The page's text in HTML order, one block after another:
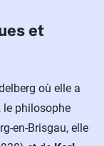
et
où elle a
le philosophe
en-Brisgau, elle